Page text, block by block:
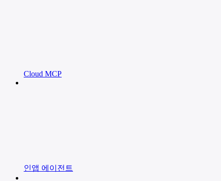
Cloud MCP
인앱 에이전트